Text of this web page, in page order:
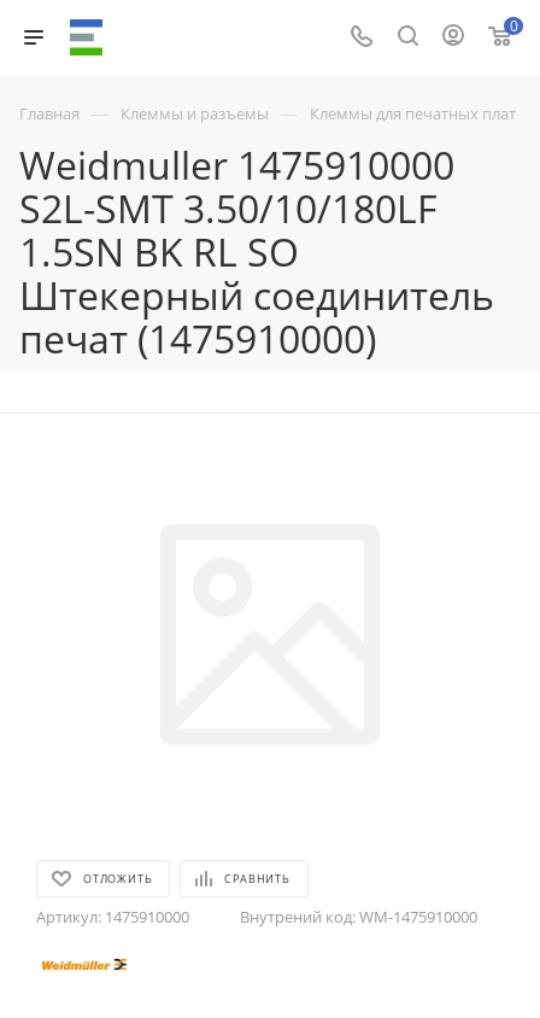
0
Главная — Клеммы и разъемы — Клеммы для печатных плат
Weidmuller 1475910000
S2L-SMT 3.50/10/180LF
1.5SN BK RL SO
Штекерный соединитель
печат (1475910000)
ОТЛОЖИТЬ СРАВНИТЬ
Артикул: 1475910000 Внутрений код:WM-1475910000